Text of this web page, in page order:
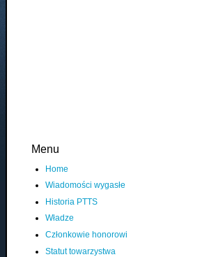
Menu
Home
Wiadomości wygasłe
Historia PTTS
Władze
Członkowie honorowi
Statut towarzystwa